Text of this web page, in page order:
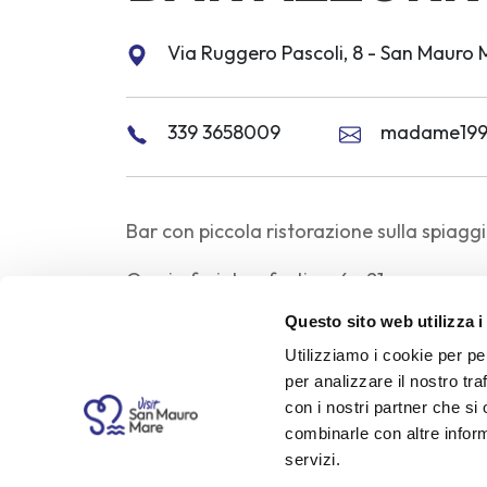
Questo sito web utilizza i
Utilizziamo i cookie per
per analizzare il nostro
con i nostri partner che si
combinarle con altre
servizi.
Via Ruggero Pascoli, 8 - San Mauro
339 3658009
Bar con piccola ristorazione sulla
Orario feriale e festivo: 6 - 21
Chiusura settimanale: non prevista
Periodi di apertura: da Maggio alla fine
Servizi e caratteristiche